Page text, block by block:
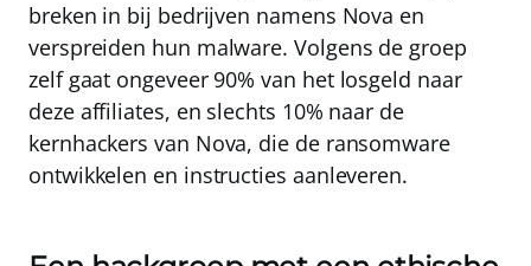
breken in bij bedrijven namens Nova en
verspreiden hun malware. Volgens de groep
zelf gaat ongeveer 90% van het losgeld naar
deze affiliates, en slechts 10% naar de
kernhackers van Nova, die de ransomware
ontwikkelen en instructies aanleveren.